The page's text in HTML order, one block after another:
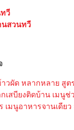
วี
นสวนทวี
วผัด หลากหลาย สูต
เสบียงติดบ้าน เมนู
เมนูอาหารจานเดี